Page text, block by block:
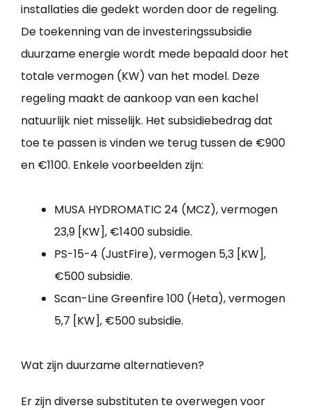
installaties die gedekt worden door de regeling.
De toekenning van de investeringssubsidie
duurzame energie wordt mede bepaald door het
totale vermogen (KW) van het model. Deze
regeling maakt de aankoop van een kachel
natuurlijk niet misselijk. Het subsidiebedrag dat
toe te passen is vinden we terug tussen de €900
en €1100. Enkele voorbeelden zijn:
MUSA HYDROMATIC 24 (MCZ), vermogen
23,9 [KW], €1400 subsidie.
PS-15-4 (JustFire), vermogen 5,3 [KW],
€500 subsidie.
Scan-Line Greenfire 100 (Heta), vermogen
5,7 [KW], €500 subsidie.
Wat zijn duurzame alternatieven?
Er zijn diverse substituten te overwegen voor